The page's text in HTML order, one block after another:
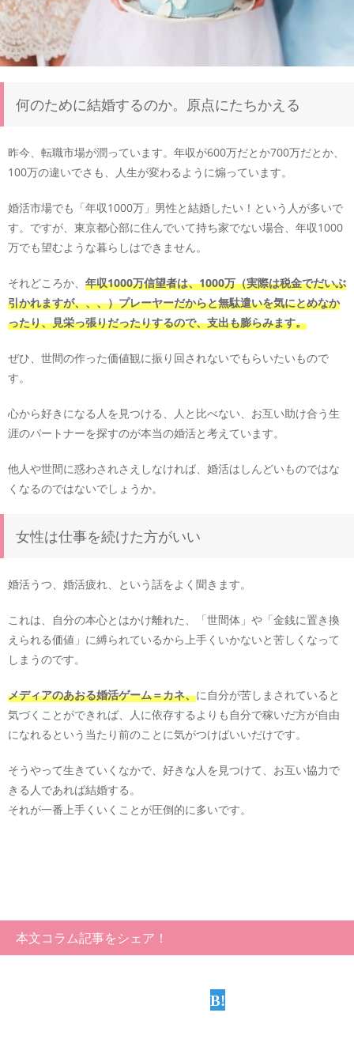
何のために結婚するのか。原点にたちかえる
昨今、転職市場が潤っています。年収が600万だとか700万だとか、
100万の違いでさも、人生が変わるように煽っています。
婚活市場でも「年収1000万」男性と結婚したい！という人が多いで
す。ですが、東京都心部に住んでいて持ち家でない場合、年収1000
万でも望むような暮らしはできません。
それどころか、 年収1000万信望者は、1000万（実際は税金でだいぶ
引かれますが、、、）プレーヤーだからと無駄遣いを気にとめなか
ったり、見栄っ張りだったりするので、支出も膨らみます。
ぜひ、世間の作った価値観に振り回されないでもらいたいもので
す。
心から好きになる人を見つける、人と比べない、お互い助け合う生
涯のパートナーを探すのが本当の婚活と考えています。
他人や世間に惑わされさえしなければ、婚活はしんどいものではな
くなるのではないでしょうか。
女性は仕事を続けた方がいい
婚活うつ、婚活疲れ、という話をよく聞きます。
これは、自分の本心とはかけ離れた、「世間体」や「金銭に置き換
えられる価値」に縛られているから上手くいかないと苦しくなって
しまうのです。
メディアのあおる婚活ゲーム＝カネ、に自分が苦しまされていると
気づくことができれば、人に依存するよりも自分で稼いだ方が自由
になれるという当たり前のことに気がつけばいいだけです。
そうやって生きていくなかで、好きな人を見つけて、お互い協力で
きる人であれば結婚する。
それが一番上手くいくことが圧倒的に多いです。
本文コラム記事をシェア！